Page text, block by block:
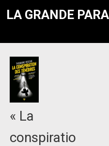
LA GRANDE
« La
conspiratio